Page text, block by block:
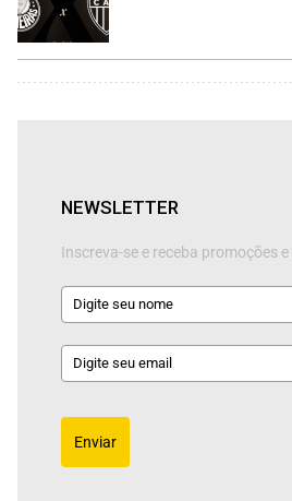
NEWSLETTER
Inscreva-se e receba promoções
Enviar